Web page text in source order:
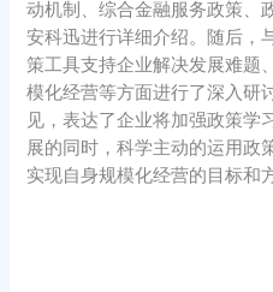
动机制、综合金融服务政策、
安科迅进行详细介绍。随后，
策工具支持企业解决发展难题
模化经营等方面进行了深入研
见，表达了企业将加强政策学
展的同时，科学主动的运用政
实现自身规模化经营的目标和